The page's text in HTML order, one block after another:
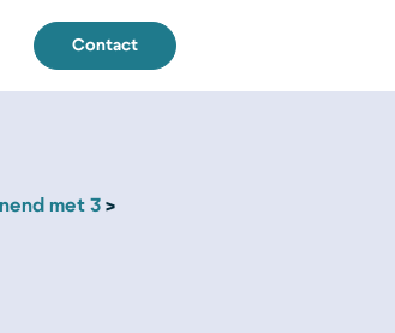
Contact
met 3